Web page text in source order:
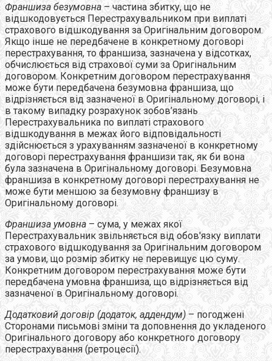
Франшиза безумовна – частина збитку, що не
відшкодовується Перестрахувальником при виплаті
страхового відшкодування за Оригінальним договором.
Якщо інше не передбачене в конкретному договорі
перестрахування, то франшиза, зазначена у відсотках,
обчислюється від страхової суми за Оригінальним
договором. Конкретним договором перестрахування
може бути передбачена безумовна франшиза, що
відрізняється від зазначеної в Оригінальному договорі, і
в такому випадку розрахунок зобов’язань
Перестрахувальника по виплаті страхового
відшкодування в межах його відповідальності
здійснюється з урахуванням зазначеної в конкретному
договорі перестрахування франшизи так, як би вона
була зазначена в Оригінальному договорі. Безумовна
франшиза в конкретному договорі перестрахування не
може бути меншою за безумовну франшизу в
Оригінальному договорі.
Франшиза умовна – сума, у межах якої
Перестрахувальник звільняється від обов'язку виплати
страхового відшкодування за Оригінальним договором
за умови, що розмір збитку не перевищує цю суму.
Конкретним договором перестрахування може бути
передбачена умовна франшиза, що відрізняється від
зазначеної в Оригінальному договорі.
Додатковий договір (додаток, аддендум) – погоджені
Сторонами письмові зміни та доповнення до укладеного
Оригінального договору або конкретного договору
перестрахування (ретроцесії).